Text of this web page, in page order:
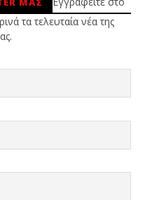
τα τελευταία νέα της